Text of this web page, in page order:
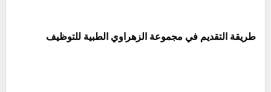
طريقة التقديم في مجموعة الزهراوي الطبية للتوظيف